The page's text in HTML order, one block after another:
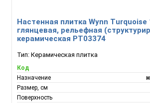
Настенная плитка Wynn Turquoise
глянцевая, рельефная
керамическая PT03374
Тип: Керамическая плитка
Код
Назначение
Размер, см
Поверхность